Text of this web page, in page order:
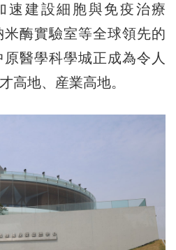
速建設細胞與免疫治療
酶實驗室等全球領先的
醫學科學城正成為令人
高地、産業高地。